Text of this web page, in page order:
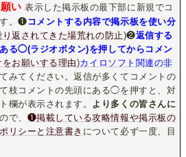
い 表示した掲示板の最下部に新規でコ
す。❶ コメントする内容で掲示板を使い分
り返されてきた場荒れの防止)❷返信する
る◯(ラジオボタン)を押してからコメン
をお願いする理由)カイロソフト関連の非
みてください。返信が多くてコメントの
枝コメントの先頭にある◯を押すと、対
欄が表示されます。 より多くの皆さんに
ので、 ❶掲載している攻略情報や掲示板の
リシーと注意書き について必ず一度、目